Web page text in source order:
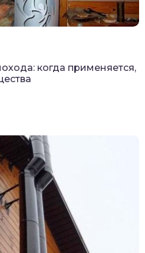
когда применяется,